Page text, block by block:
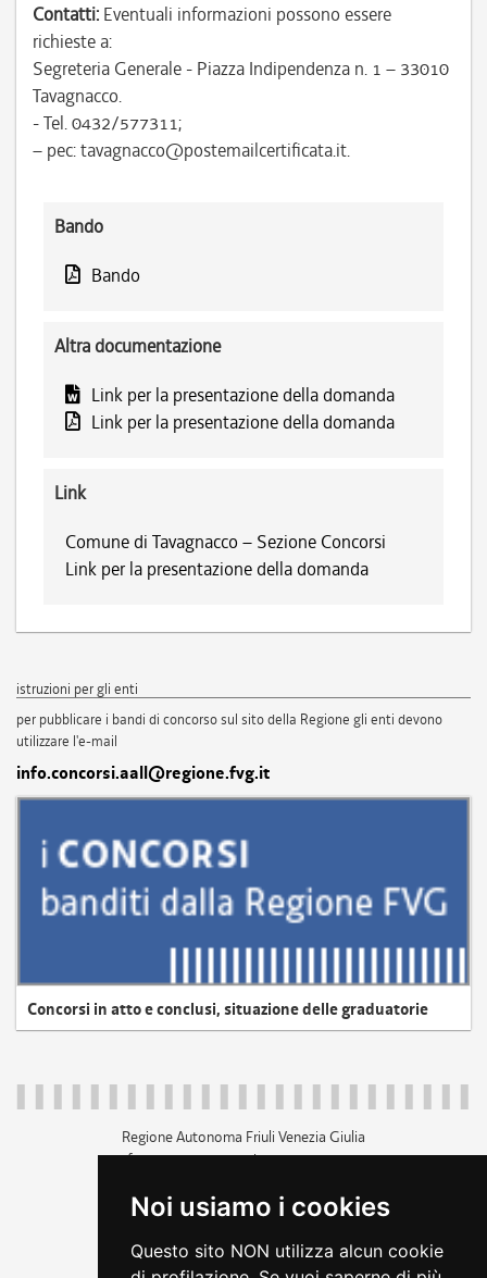
Noi usiamo i cookies
Questo sito NON utilizza alcun cookie
Contatti: Eventuali informazioni possono essere
richieste a:
Segreteria Generale - Piazza Indipendenza n. 1 – 33010
Tavagnacco.
- Tel. 0432/577311;
– pec: tavagnacco@postemailcertificata.it.
Bando
Bando
Altra documentazione
Link per la presentazione della domanda
Link per la presentazione della domanda
Link
Comune di Tavagnacco – Sezione Concorsi
Link per la presentazione della domanda
istruzioni per gli enti
per pubblicare i bandi di concorso sul sito della Regione gli enti devono
utilizzare l'e-mail
info.concorsi.aall@regione.fvg.it
Concorsi in atto e conclusi, situazione delle graduatorie
Regione Autonoma Friuli Venezia Giulia
c.f. 80014930327; p.iva 00526040324
+39 040 3771111
amministrazione trasparente